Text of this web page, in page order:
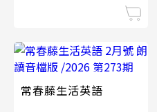
常春藤生活英語